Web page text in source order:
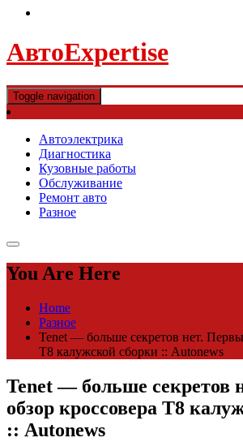
АвтоExpertise
Toggle navigation
Автоэлектрика
Диагностика
Кузовные работы
Обслуживание
Ремонт авто
Разное
You Are Here
Home
Разное
Tenet — больше секретов нет.
T8 калужской сборки :: Autonews
Tenet — больше секретов
обзор кроссовера T8
:: Autonews